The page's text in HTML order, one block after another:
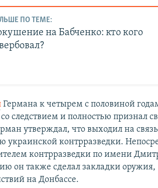
ПО ТЕМЕ:
на Бабченко: кто кого
Германа к четырем с половиной
следствием и полностью признал
утверждал, что выходил на
украинской контрразведки.
контрразведки по имени
он также сделал закладки оружия,
на Донбассе.